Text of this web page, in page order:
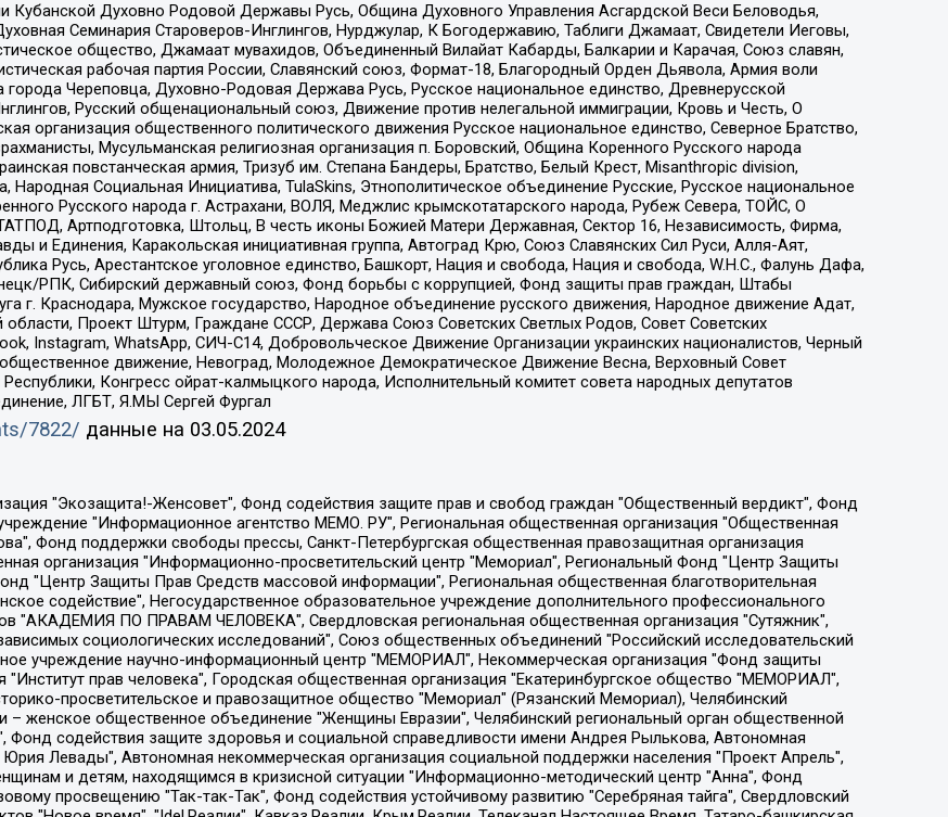
Кубанской Духовно Родовой Державы Русь, Община Духовного Управления Асгардской Веси Беловодья,
Семинария Староверов-Инглингов, Нурджулар, К Богодержавию, Таблиги Джамаат, Свидетели Иеговы,
общество, Джамаат мувахидов, Объединенный Вилайат Кабарды, Балкарии и Карачая, Союз славян,
рабочая партия России, Славянский союз, Формат-18, Благородный Орден Дьявола, Армия воли
Череповца, Духовно-Родовая Держава Русь, Русское национальное единство, Древнерусской
Русский общенациональный союз, Движение против нелегальной иммиграции, Кровь и Честь, О
организация общественного политического движения Русское национальное единство, Северное Братство,
Мусульманская религиозная организация п. Боровский, Община Коренного Русского народа
повстанческая армия, Тризуб им. Степана Бандеры, Братство, Белый Крест, Misanthropic division,
Народная Социальная Инициатива, TulaSkins, Этнополитическое объединение Русские, Русское национальное
Русского народа г. Астрахани, ВОЛЯ, Меджлис крымскотатарского народа, Рубеж Севера, ТОЙС, О
Артподготовка, Штольц, В честь иконы Божией Матери Державная, Сектор 16, Независимость, Фирма,
и Единения, Каракольская инициативная группа, Автоград Крю, Союз Славянских Сил Руси, Алля-Аят,
Русь, Арестантское уголовное единство, Башкорт, Нация и свобода, Нация и свобода, W.H.С., Фалунь Дафа,
РПК, Сибирский державный союз, Фонд борьбы с коррупцией, Фонд защиты прав граждан, Штабы
г. Краснодара, Мужское государство, Народное объединение русского движения, Народное движение Адат,
Проект Штурм, Граждане СССР, Держава Союз Советских Светлых Родов, Совет Советских
Instagram, WhatsApp, СИЧ-С14, Добровольческое Движение Организации украинских националистов, Черный
общественное движение, Невоград, Молодежное Демократическое Движение Весна, Верховный Совет
Конгресс ойрат-калмыцкого народа, Исполнительный комитет совета народных депутатов
ЛГБТ, Я.МЫ Сергей Фургал
7822/ данные на 03.05.2024
Савицкая Людмила Алексеевна, Автономная некоммерческая организация "Центр по работе с проблемой насилия "НАСИЛИЮ.НЕТ", Межрегиональный профессиональный союз работников здравоохранения "Альянс врачей", Юридическое лицо, зарегистрированное в Латвийской Республике, SIA "Medusa Project" (регистрационный номер 40103797863, дата регистрации 10.06.2014), Некоммерческая организация "Фонд по борьбе с коррупцией", Автономная некоммерческая организация "Институт права и публичной политики", Баданин Роман Сергеевич, Гликин Максим Александрович, Железнова Мария Михайловна, Лукьянова Юлия Сергеевна, Маетная Елизавета Витальевна, Маняхин Петр Борисович, Чуракова Ольга Владимировна, Ярош Юлия Петровна, Юридическое лицо "The Insider SIA", зарегистрированное в Риге, Латвийская Республика (дата регистрации 26.06.2015), являющееся администратором доменного имени интернет-издания "The Insider SIA", https://theins.ru, Постернак Алексей Евгеньевич, Рубин Михаил Аркадьевич, Анин Роман Александрович, Юридическое лицо Istories fonds, зарегистрированное в Латвийской Республике (регистрационный номер 50008295751, дата регистрации 24.02.2020), Великовский Дмитрий Александрович, Долинина Ирина Николаевна, Мароховская Алеся Алексеевна, Шлейнов Роман Юрьевич, Шмагун Олеся Валентиновна, Общество с ограниченной ответственностью "Альтаир 2021", Общество с ограниченной ответственностью "Вега 2021", Общество с ограниченной ответственностью "Главный редактор 2021", Общество с ограниченной ответственностью "Ромашки монолит", Важенков Артем Валерьевич, Ивановская областная общественная организация "Центр гендерных исследований", Гурман Юрий Альбертович, Медиапроект "ОВД-Инфо", Егоров Владимир Владимирович, Жилинский Владимир Александрович, Общество с ограниченной ответственностью "ЗП", Иванова София Юрьевна, Карезина Инна Павловна, Кильтау Екатерина Викторовна, Петров Алексей Викторович, Пискунов Сергей Евгеньевич, Смирнов Сергей Сергеевич, Тихонов Михаил Сергеевич, Общество с ограниченной ответственностью "ЖУРНАЛИСТ-ИНОСТРАННЫЙ АГЕНТ", Арапова Галина Юрьевна, Вольтская Татьяна Анатольевна, Американская компания "Mason G.E.S. Anonymous Foundation" (США), являющаяся владельцем интернет-издания https://mnews.world/, Компания "Stichting Bellingcat", зарегистрированная в Нидерландах (дата регистрации 11.07.2018), Захаров Андрей Вячеславович, Клепиковская Екатерина Дмитриевна, Общество с ограниченной ответственностью "МЕМО", Перл Роман Александрович, Симонов Евгений Алексеевич, Соловьева Елена Анатольевна, Сотников Даниил Владимирович, Сурначева Елизавета Дмитриевна, Автономная некоммерческая организация по защите прав человека и информированию населения "Якутия – Наше Мнение", Общество с ограниченной ответственностью "Москоу диджитал медиа", с 26.01.2023 Общество с ограниченной ответственностью "Чайка Белые сады", Ветошкина Валерия Валерьевна, Заговора Максим Александрович, Межрегиональное общественное движение "Российская ЛГБТ - сеть", Оленичев Максим Владимирович, Павлов Иван Юрьевич, Скворцова Елена Сергеевна, Общество с ограниченной ответственностью "Как бы инагент", Кочетков Игорь Викторович, Общество с ограниченной ответственностью "Честные выборы", Еланчик Олег Александрович, Общество с ограниченной ответственностью "Нобелевский призыв", Гималова Регина Эмилевна, Григорьев Андрей Валерьевич, Григорьева Алина Александровна, Ассоциация по содействию защите прав призывников, альтернативнослужащих и военнослужащих "Правозащитная группа "Гражданин.Армия.Право", Хисамова Регина Фаритовна, Автономная некоммерческая организация по реализации социально-правовых программ "Лилит", Дальневосточное общественное движение "Маяк", Санкт-Петербургская ЛГБТ-инициативная группа "Выход", Инициативная группа ЛГБТ+ "Реверс", Алексеев Андрей Викторович, Бекбулатова Таисия Львовна, Беляев Иван Михайлович, Владыкина Елена Сергеевна, Гельман Марат Александрович, Никульшина Вероника Юрьевна, Толоконникова Надежда Андреевна, Шендерович Виктор Анатольевич, Общество с ограниченной ответственностью "Данное сообщение", Общество с ограниченной ответственностью Издательский дом "Новая глава", Айнбиндер Александра Александровна, Московский комьюнити-центр для ЛГБТ+инициатив, Благотворительный фонд развития филантропии, Deutsche Welle (Германия, Kurt-Schumacher-Strasse 3, 53113 Bonn), Борзунова Мария Михайловна, Воробьев Виктор Викторович, Голубева Анна Львовна, Константинова Алла Михайловна, Малкова Ирина Владимировна, Мурадов Мурад Абдулгалимович, Осетинская Елизавета Николаевна, Понасенков Евгений Николаевич, Ганапольский Матвей Юрьевич, Киселев Евгений Алексеевич, Борухович Ирина Григорьевна, Дремин Иван Тимофеевич, Дубровский Дмитрий Викторович, Красноярская региональная общественная организация поддержки и развития альтернативных образовательных технологий и межкультурных коммуникаций "ИНТЕРРА", Маяковская Екатерина Алексеевна, Фейгин Марк Захарович, Филимонов Андрей Викторович, Дзугкоева Регина Николаевна, Доброхотов Роман Александрович, Дудь Юрий Александрович, Елкин Сергей Владимирович, Кругликов Кирилл Игоревич, Сабунаева Мария Леонидовна, Семенов Алексей Владимирович, Шаинян Карен Багратович, Шульман Екатерина Михайловна, Асафьев Артур Валерьевич, Вахштайн Виктор Семенович, Венедиктов Алексей Алексеевич, Лушникова Екатерина Евгеньевна, Волков Леонид Михайлович, Невзоров Александр Глебович, Пархоменко Сергей Борисович, Сироткин Ярослав Николаевич, Кара-Мурза Владимир Владимирович, Баранова Наталья Владимировна, Гозман Леонид Яковлевич, Кагарлицкий Борис Юльевич, Климарев Михаил Валерьевич, Милов Владимир Станиславович, Автономная некоммерческая организация Краснодарский центр современного искусства "Типография", Моргенштерн Алишер Тагирович, Соболь Любовь Эдуардовна, Общество с ограниченной ответственностью "ЛИЗА НОРМ", Каспаров Гарри Кимович, Ходорковский Михаил Борисович, Общество с ограниченной ответственностью "Апрельские тезисы", Данилович Ирина Брониславовна, Кашин Олег Владимирович, Петров Николай Владимирович, Пивоваров Алексей Владимирович, Соколов Михаил Владимирович, Цветкова Юлия Владимировна, Чичваркин Евгений Александрович, Комитет против пыток/Команда против пыток, Общество с ограниченной ответственностью "Первый научный", Общество с ограниченной ответственностью "Вертолет и ко", Белоцерковская Вероника Борисовна, Кац Максим Евгеньевич, Лазарева Татьяна Юрьевна, Шаведдинов Руслан Табризович, Яшин Илья Валерьевич, Общество с ограниченной ответственностью "Иноагент ААВ", Алешковский Дмитрий Петрович, Альбац Евгения Марковна, Быков Дмитрий Львович, Галямина Юлия Евгеньевна, Лойко Сергей Леонидович, Мартынов Кирилл Константинович, Медведев Сергей Александрович, Крашенинников Федор Геннадиевич, Гордеева Катерина Вл